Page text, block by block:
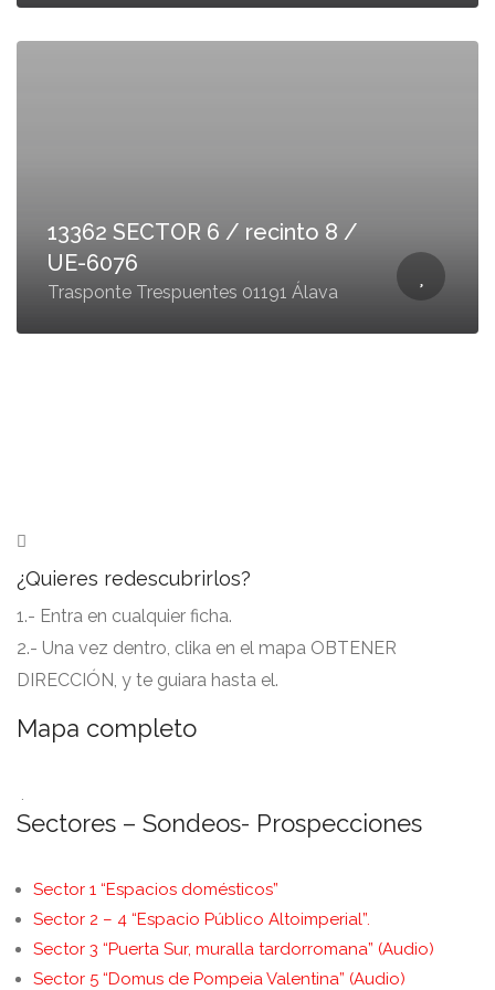
13362 SECTOR 6 / recinto 8 /
UE-6076
Trasponte Trespuentes 01191 Álava
¿Quieres redescubrirlos?
1.- Entra en cualquier ficha.
2.- Una vez dentro, clika en el mapa OBTENER
DIRECCIÓN, y te guiara hasta el.
Mapa completo
.
Sectores – Sondeos- Prospecciones
Sector 1 “Espacios domésticos”
Sector 2 – 4 “Espacio Público Altoimperial”.
Sector 3 “Puerta Sur, muralla tardorromana” (Audio)
Sector 5 “Domus de Pompeia Valentina” (Audio)